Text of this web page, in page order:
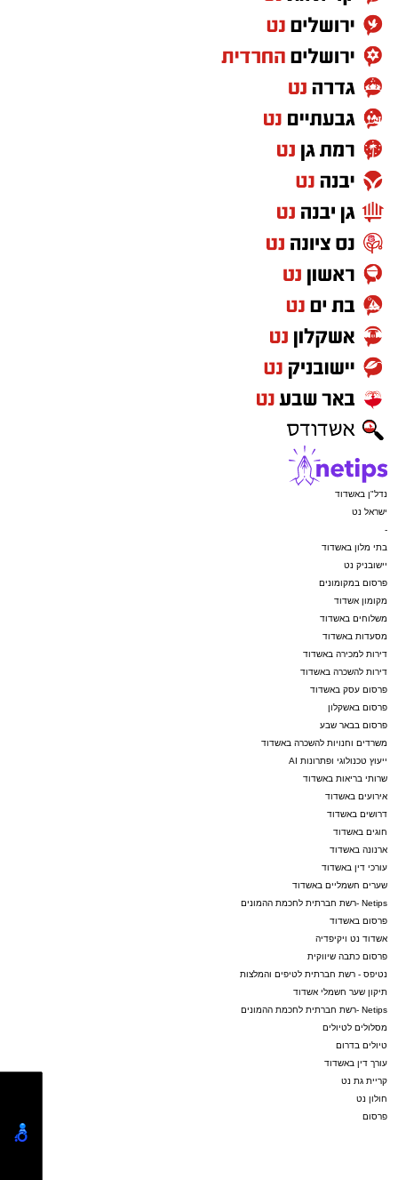
נדל"ן באשדוד
ישראל נט
-
בתי מלון באשדוד
יישובניק נט
פרסום במקומונים
מקומון אשדוד
משלוחים באשדוד
מסעדות באשדוד
דירות למכירה באשדוד
דירות להשכרה באשדוד
פרסום עסק באשדוד
פרסום באשקלון
פרסום בבאר שבע
משרדים וחנויות להשכרה באשדוד
ייעוץ טכנולוגי ופתרונות AI
שרותי בריאות באשדוד
אירועים באשדוד
דרושים באשדוד
חוגים באשדוד
ארנונה באשדוד
עורכי דין באשדוד
שערים חשמליים באשדוד
Netips -רשת חברתית לחכמת ההמונים
פרסום באשדוד
אשדוד נט ויקיפדיה
פרסום כתבה שיווקית
נטיפס - רשת חברתית לטיפים והמלצות
תיקון שער חשמלי אשדוד
Netips -רשת חברתית לחכמת ההמונים
מסלולים לטיולים
טיולים בדרום
עורך דין באשדוד
קריית גת נט
חולון נט
פרסום